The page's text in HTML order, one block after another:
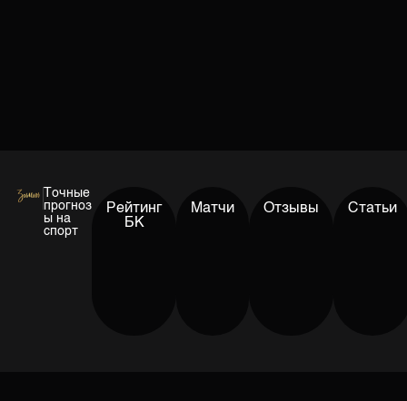
Точные
прогноз
ы на
спорт
Рейтинг
БК
Матчи Отзывы Статьи